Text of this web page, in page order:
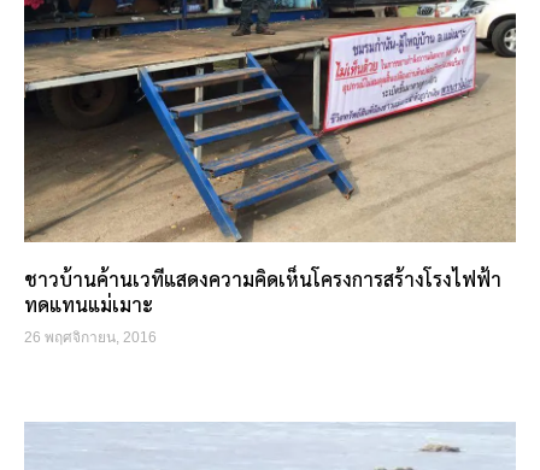
ชาวบ้านค้านเวทีแสดงความคิดเห็นโครงการสร้างโรงไฟฟ้า
ทดแทนแม่เมาะ
26 พฤศจิกายน, 2016